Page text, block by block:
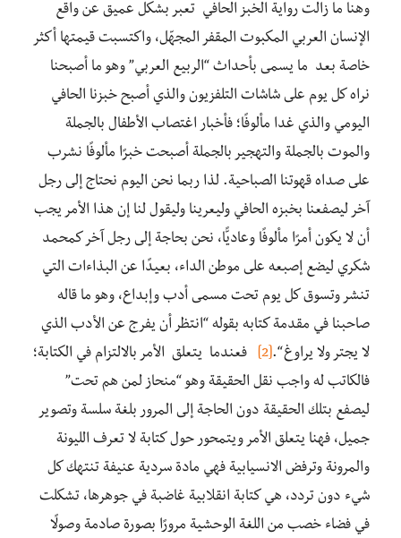
وهنا ما زالت رواية الخبز الحافي تعبر بشكل عميق عن واقع
الإنسان العربي المكبوت المقفر المجهّل، واكتسبت قيمتها أكثر
خاصة بعد ما يسمى بأحداث “الربيع العربي” وهو ما أصبحنا
نراه كل يوم على شاشات التلفزيون والذي أصبح خبزنا الحافي
اليومي والذي غدا مألوفًا؛ فأخبار اغتصاب الأطفال بالجملة
والموت بالجملة والتهجير بالجملة أصبحت خبرًا مألوفًا نشرب
على صداه قهوتنا الصباحية. لذا ربما نحن اليوم نحتاج إلى رجل
آخر ليصفعنا بخبزه الحافي وليعرينا وليقول لنا إن هذا الأمر يجب
أن لا يكون أمرًا مألوفًا وعاديًّا، نحن بحاجة إلى رجل آخر كمحمد
شكري ليضع إصبعه على موطن الداء، بعيدًا عن البذاءات التي
تنشر وتسوق كل يوم تحت مسمى أدب وإبداع، وهو ما قاله
صاحبنا في مقدمة كتابه بقوله “انتظر أن يفرج عن الأدب الذي
لا يجتر ولا يراوغ “.[2]
فعندما يتعلق الأمر بالالتزام في الكتابة؛
فالكاتب له واجب نقل الحقيقة وهو “منحاز لمن هم تحت”
ليصفع بتلك الحقيقة دون الحاجة إلى المرور بلغة سلسة وتصوير
جميل، فهنا يتعلق الأمر ويتمحور حول كتابة لا تعرف الليونة
والمرونة وترفض الانسيابية فهي مادة سردية عنيفة تنتهك كل
شيء دون تردد، هي كتابة انقلابية غاضبة في جوهرها، تشكلت
في فضاء خصب من اللغة الوحشية مرورًا بصورة صادمة وصولًا